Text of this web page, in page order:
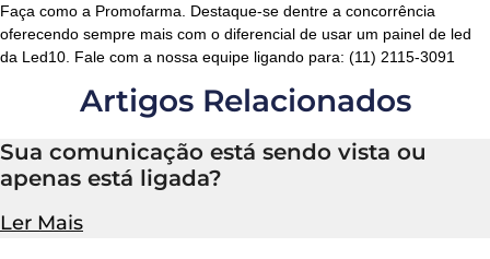
Faça como a Promofarma. Destaque-se dentre a concorrência
oferecendo sempre mais com o diferencial de usar um painel de led
da Led10. Fale com a nossa equipe ligando para: (11) 2115-3091
Artigos Relacionados
Sua comunicação está sendo vista ou
apenas está ligada?
Ler Mais